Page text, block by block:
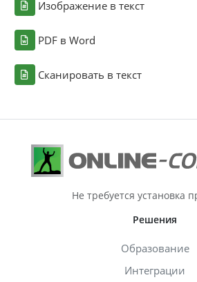
Изображение в текст
PDF в Word
Сканировать в текст
Не требуется установка
Решения
Образование
Интеграции